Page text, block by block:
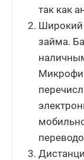
так как
Широкий
займа.